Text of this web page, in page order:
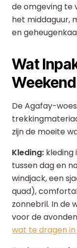
de omgeving te
het middaguur,
en
Wat
De Agafay-
zijn de moeite
Kleding: kleding
tussen dag en
windjack, een
quad),
zonnebril. In de
voor de
wat te dragen